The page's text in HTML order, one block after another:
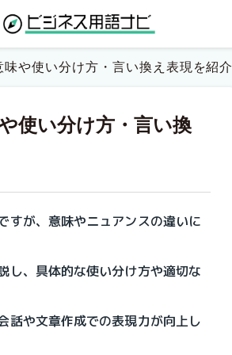
味や使い分け方・言い換え表現を紹介
使い分け方・言い換
すが、意味やニュアンスの違いに
し、具体的な使い分け方や適切な
話や文章作成での表現力が向上し